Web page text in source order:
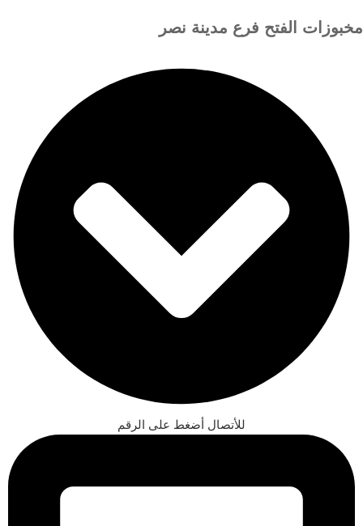
مخبوزات الفتح فرع مدينة نصر
للأتصال أضغط على الرقم